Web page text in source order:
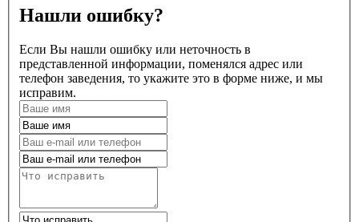
Нашли ошибку?
Если Вы нашли ошибку или неточность в
представленной информации, поменялся адрес или
телефон заведения, то укажите это в форме ниже, и мы
исправим.